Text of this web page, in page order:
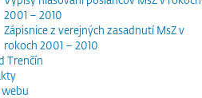
2001 – 2010
Zápisnice z verejných zasadnutí MsZ v
rokoch 2001 – 2010
Trenčín